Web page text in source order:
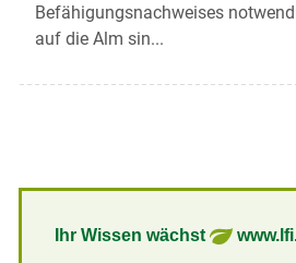
Befähigungsnachweises
auf die Alm sin...
Ihr Wissen wächst